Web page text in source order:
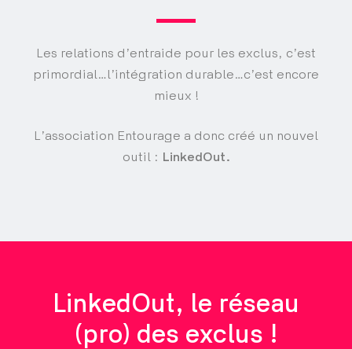
Les relations d’entraide pour les exclus, c’est
primordial…l’intégration durable…c’est encore
mieux !
L’association Entourage a donc créé un nouvel
outil : LinkedOut.
LinkedOut, le réseau
(pro) des exclus !